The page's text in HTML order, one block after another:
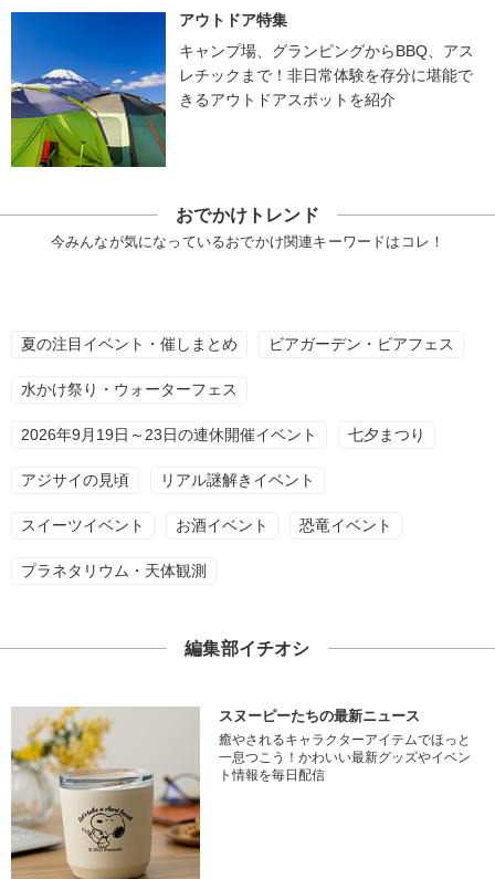
アウトドア特集
キャンプ場、グランピングからBBQ、アス
レチックまで！非日常体験を存分に堪能で
きるアウトドアスポットを紹介
おでかけトレンド
今みんなが気になっているおでかけ関連キーワードはコレ！
夏の注目イベント・催しまとめ ビアガーデン・ビアフェス
水かけ祭り・ウォーターフェス
2026年9月19日～23日の連休開催イベント 七夕まつり
アジサイの見頃 リアル謎解きイベント
スイーツイベント お酒イベント 恐竜イベント
プラネタリウム・天体観測
編集部イチオシ
スヌーピーたちの最新ニュース
癒やされるキャラクターアイテムでほっと
一息つこう！かわいい最新グッズやイベン
ト情報を毎日配信